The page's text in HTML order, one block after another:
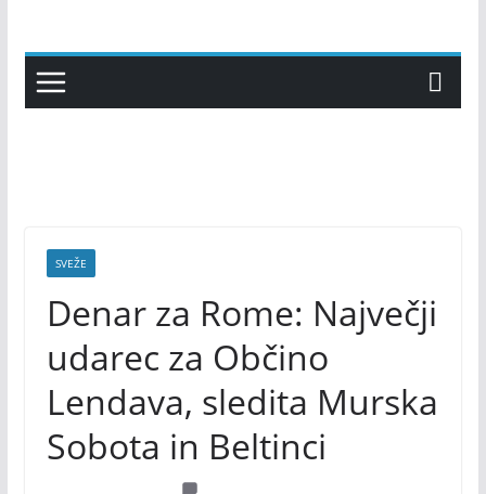
content
SVEŽE
Denar za Rome: Največji
udarec za Občino
Lendava, sledita Murska
Sobota in Beltinci